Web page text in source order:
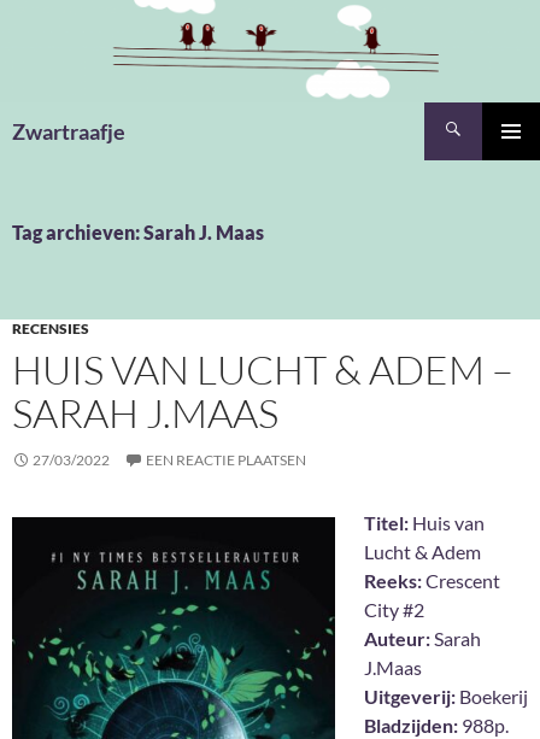
Zwartraafje
Tag archieven: Sarah J. Maas
RECENSIES
HUIS VAN LUCHT & ADEM –
SARAH J.MAAS
27/03/2022 EEN REACTIE PLAATSEN
Titel: Huis van
Lucht & Adem
Reeks:Crescent
City #2
Auteur:Sarah
J.Maas
Uitgeverij: Boekerij
Bladzijden: 988p.